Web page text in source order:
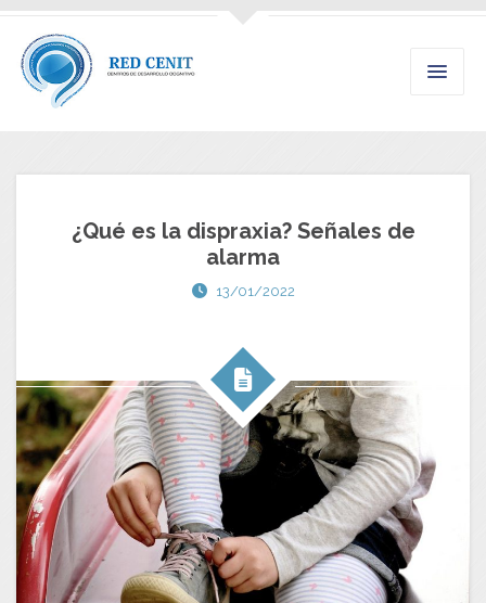
¿Qué es la dispraxia? Señales de
alarma
13/01/2022